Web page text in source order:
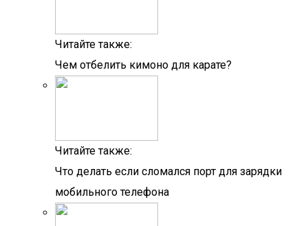
Читайте также:
Чем отбелить кимоно для карате?
Читайте также:
Что делать если сломался порт для зарядки
мобильного телефона